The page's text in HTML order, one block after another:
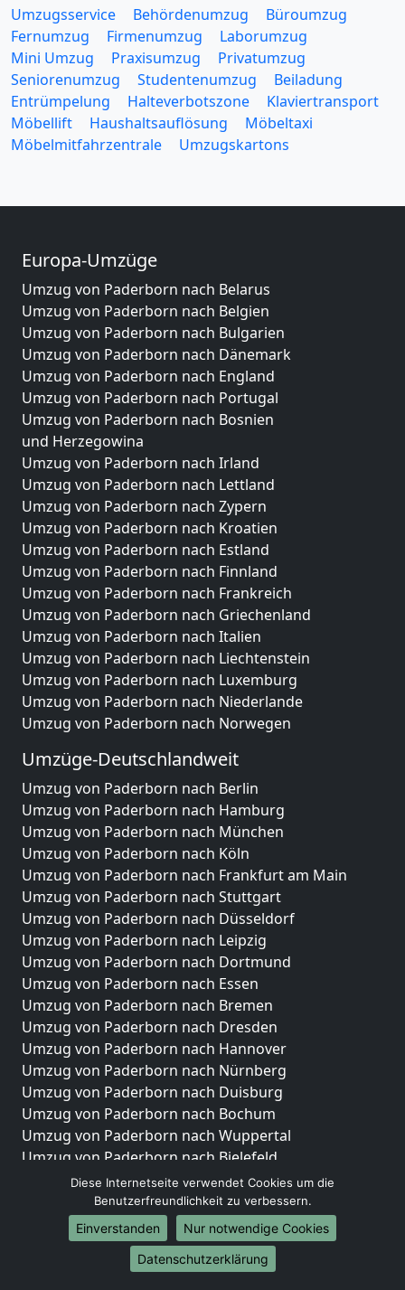
Umzugsservice Behördenumzug
Büroumzug
Fernumzug
Firmenumzug
Laborumzug
Mini Umzug
Praxisumzug
Privatumzug
Seniorenumzug
Studentenumzug
Beiladung
Entrümpelung
Halteverbotszone
Klaviertransport
Möbellift
Haushaltsauflösung
Möbeltaxi
Möbelmitfahrzentrale
Umzugskartons
Europa-Umzüge
Umzug von Paderborn nach Belarus
Umzug von Paderborn nach Belgien
Umzug von Paderborn nach Bulgarien
Umzug von Paderborn nach Dänemark
Umzug von Paderborn nach England
Umzug von Paderborn nach Portugal
Umzug von Paderborn nach Bosnien
und Herzegowina
Umzug von Paderborn nach Irland
Umzug von Paderborn nach Lettland
Umzug von Paderborn nach Zypern
Umzug von Paderborn nach Kroatien
Umzug von Paderborn nach Estland
Umzug von Paderborn nach Finnland
Umzug von Paderborn nach Frankreich
Umzug von Paderborn nach Griechenland
Umzug von Paderborn nach Italien
Umzug von Paderborn nach Liechtenstein
Umzug von Paderborn nach Luxemburg
Umzug von Paderborn nach Niederlande
Umzug von Paderborn nach Norwegen
Umzüge-Deutschlandweit
Umzug von Paderborn nach Berlin
Umzug von Paderborn nach Hamburg
Umzug von Paderborn nach München
Umzug von Paderborn nach Köln
Umzug von Paderborn nach Frankfurt am Main
Umzug von Paderborn nach Stuttgart
Umzug von Paderborn nach Düsseldorf
Umzug von Paderborn nach Leipzig
Umzug von Paderborn nach Dortmund
Umzug von Paderborn nach Essen
Umzug von Paderborn nach Bremen
Umzug von Paderborn nach Dresden
Umzug von Paderborn nach Hannover
Umzug von Paderborn nach Nürnberg
Umzug von Paderborn nach Duisburg
Umzug von Paderborn nach Bochum
Umzug von Paderborn nach Wuppertal
Umzug von Paderborn nach Bielefeld
Umzug von Paderborn nach Bonn
Umzug von Paderborn nach Münster
Internationale-Umzüge
Umzug von Paderborn nach Brasilien
Diese Internetseite verwendet Cookies um die
Benutzerfreundlichkeit zu verbessern.
Einverstanden
Nur notwendige Cookies
Datenschutzerklärung